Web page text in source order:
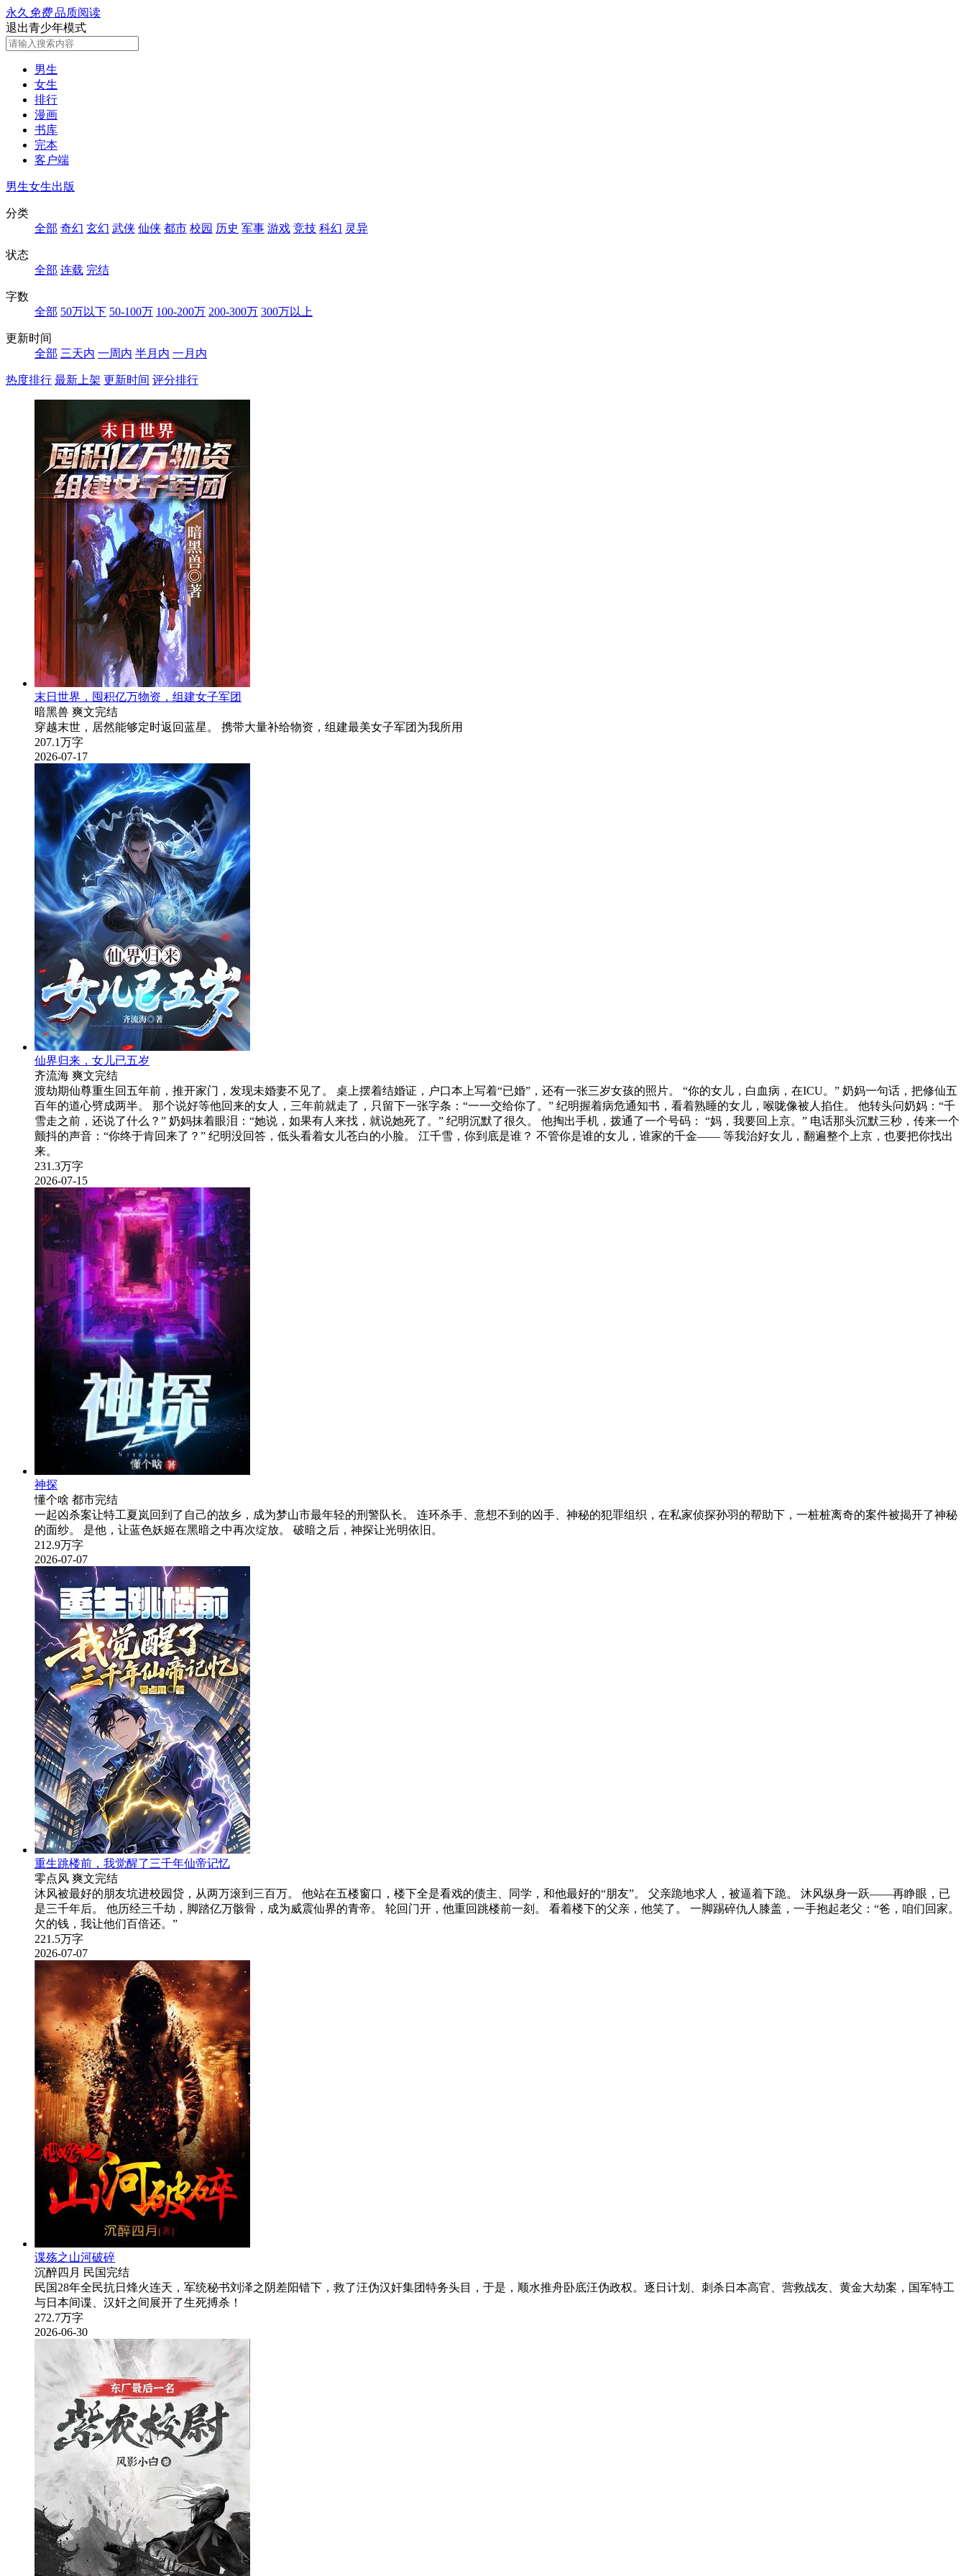
永久 免费品质阅读
退出青少年模式
男生
女生
排行
漫画
书库
完本
客户端
男生女生出版
分类
全部 奇幻 玄幻 武侠 仙侠 都市 校园 历史 军事 游戏 竞技 科幻 灵异
状态
全部 连载 完结
字数
全部 50万以下 50-100万 100-200万 200-300万 300万以上
更新时间
全部 三天内 一周内 半月内 一月内
热度排行 最新上架 更新时间 评分排行
末日世界，囤积亿万物资，组建女子军团
暗黑兽 爽文完结
穿越末世，居然能够定时返回蓝星。 携带大量补给物资，组建最美女子军团为我所用
207.1万字
2026-07-17
仙界归来，女儿已五岁
齐流海 爽文完结
渡劫期仙尊重生回五年前，推开家门，发现未婚妻不见了。 桌上摆着结婚证，户口本上写着“已婚”，还有一张三岁女孩的照片。 “你的女儿，白血病，在ICU。” 奶妈一句话，把修仙五
百年的道心劈成两半。 那个说好等他回来的女人，三年前就走了，只留下一张字条：“一一交给你了。” 纪明握着病危通知书，看着熟睡的女儿，喉咙像被人掐住。 他转头问奶妈：“千
雪走之前，还说了什么？” 奶妈抹着眼泪：“她说，如果有人来找，就说她死了。” 纪明沉默了很久。 他掏出手机，拨通了一个号码： “妈，我要回上京。” 电话那头沉默三秒，传来一个
颤抖的声音：“你终于肯回来了？” 纪明没回答，低头看着女儿苍白的小脸。 江千雪，你到底是谁？ 不管你是谁的女儿，谁家的千金—— 等我治好女儿，翻遍整个上京，也要把你找出
来。
231.3万字
2026-07-15
神探
懂个啥 都市完结
一起凶杀案让特工夏岚回到了自己的故乡，成为梦山市最年轻的刑警队长。 连环杀手、意想不到的凶手、神秘的犯罪组织，在私家侦探孙羽的帮助下，一桩桩离奇的案件被揭开了神秘
的面纱。 是他，让蓝色妖姬在黑暗之中再次绽放。 破暗之后，神探让光明依旧。
212.9万字
2026-07-07
重生跳楼前，我觉醒了三千年仙帝记忆
零点风 爽文完结
沐风被最好的朋友坑进校园贷，从两万滚到三百万。 他站在五楼窗口，楼下全是看戏的债主、同学，和他最好的“朋友”。 父亲跪地求人，被逼着下跪。 沐风纵身一跃——再睁眼，已
是三千年后。 他历经三千劫，脚踏亿万骸骨，成为威震仙界的青帝。 轮回门开，他重回跳楼前一刻。 看着楼下的父亲，他笑了。 一脚踢碎仇人膝盖，一手抱起老父：“爸，咱们回家。
欠的钱，我让他们百倍还。”
221.5万字
2026-07-07
谍殇之山河破碎
沉醉四月 民国完结
民国28年全民抗日烽火连天，军统秘书刘泽之阴差阳错下，救了汪伪汉奸集团特务头目，于是，顺水推舟卧底汪伪政权。逐日计划、刺杀日本高官、营救战友、黄金大劫案，国军特工
与日本间谍、汉奸之间展开了生死搏杀！
272.7万字
2026-06-30